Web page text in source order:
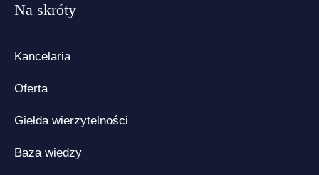
Na skróty
Kancelaria
Oferta
Giełda wierzytelności
Baza wiedzy